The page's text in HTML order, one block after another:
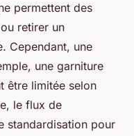
permettent des
retirer un
Cependant, une
une garniture
être limitée selon
le flux de
standardisation pour